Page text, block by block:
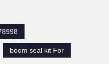
boom seal kit For